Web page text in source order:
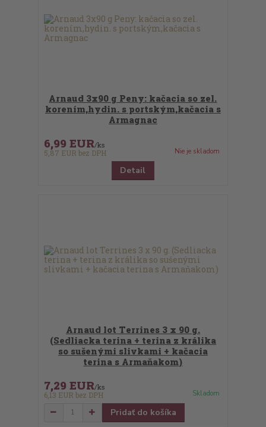
Arnaud 3x90 g Peny: kačacia so zel.
korením,hydin. s portským,kačacia s
Armagnac
6,99 EUR/ks
5,87 EUR bez DPH Nie je skladom
Detail
Arnaud lot Terrines 3 x 90 g.
(Sedliacka terina + terina z králika
so sušenými slivkami + kačacia
terina s Armaňakom)
7,29 EUR/ks
6,13 EUR bez DPH Skladom
Pridať do košíka